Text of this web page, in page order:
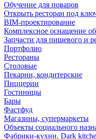
Обучение для поваров
Открыть ресторан под
BIM-проектирование
Комплексное оснащение
Запчасти для пищевого и
Портфолио
Рестораны
Столовые
Пекарни, кондитерские
Пиццерии
Гостиницы
Бары
Фастфуд
Магазины, супермаркеты
Объекты социального
Фабрики-кухни, Dark